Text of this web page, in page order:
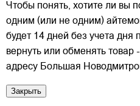
Чтобы понять, хотите ли вы
одним (или не одним)
будет 14 дней без учета дня
вернуть или обменять товар
адресу Большая
Закрыть